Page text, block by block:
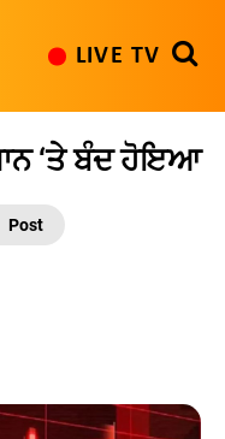
LIVE TV
‘ਤੇ ਬੰਦ ਹੋਇਆ